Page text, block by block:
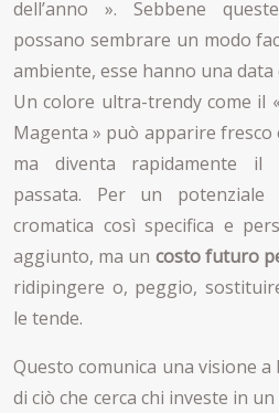
dell’anno ». Sebbene
possano sembrare un modo
ambiente, esse hanno una
Un colore ultra-trendy come il
Magenta » può apparire fresco
ma diventa rapidamente il
passata. Per un potenziale
cromatica così specifica e
aggiunto, ma un costo futuro
ridipingere o, peggio,
le tende.
Questo comunica una visione
di ciò che cerca chi investe in